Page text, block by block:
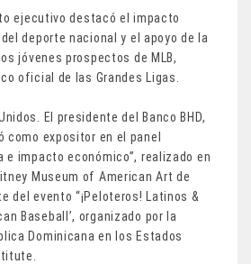
ejecutivo destacó el impacto
deporte nacional y el apoyo de la
jóvenes prospectos de MLB,
oficial de las Grandes Ligas.
El presidente del Banco BHD,
como expositor en el panel
e impacto económico”, realizado en
Museum of American Art de
del evento “¡Peloteros! Latinos &
Baseball’, organizado por la
Dominicana en los Estados